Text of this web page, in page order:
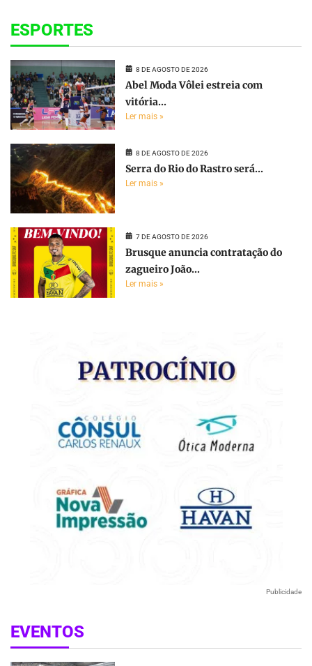
ESPORTES
8 DE AGOSTO DE 2026
Abel Moda Vôlei estreia com
vitória...
Ler mais »
8 DE AGOSTO DE 2026
Serra do Rio do Rastro será...
Ler mais »
7 DE AGOSTO DE 2026
Brusque anuncia contratação do
zagueiro João...
Ler mais »
Publicidade
EVENTOS